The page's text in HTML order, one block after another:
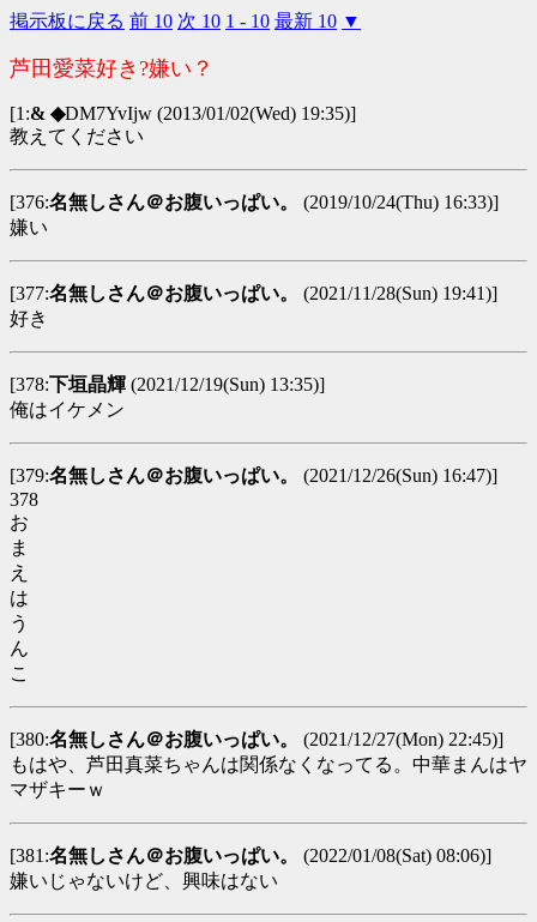
掲示板に戻る 前 10 次 10 1 - 10 最新 10 ▼
芦田愛菜好き?嫌い？
[1:& ◆DM7YvIjw (2013/01/02(Wed) 19:35)]
教えてください
[376:名無しさん＠お腹いっぱい。 (2019/10/24(Thu) 16:33)]
嫌い
[377:名無しさん＠お腹いっぱい。 (2021/11/28(Sun) 19:41)]
好き
[378:下垣晶輝 (2021/12/19(Sun) 13:35)]
俺はイケメン
[379:名無しさん＠お腹いっぱい。 (2021/12/26(Sun) 16:47)]
378
お
ま
え
は
う
ん
こ
[380:名無しさん＠お腹いっぱい。 (2021/12/27(Mon) 22:45)]
もはや、芦田真菜ちゃんは関係なくなってる。中華まんはヤ
マザキーｗ
[381:名無しさん＠お腹いっぱい。 (2022/01/08(Sat) 08:06)]
嫌いじゃないけど、興味はない